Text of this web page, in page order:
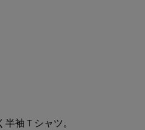
袖Ｔシャツ。